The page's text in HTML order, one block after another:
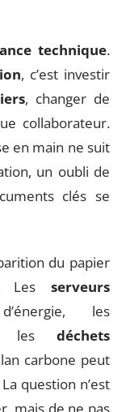
technique.
, c’est investir
, changer de
collaborateur.
en main ne suit
un oubli de
clés se
du papier
Les serveurs
les
les déchets
carbone peut
question n’est